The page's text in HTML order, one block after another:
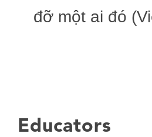
đỡ một ai đó
Educators